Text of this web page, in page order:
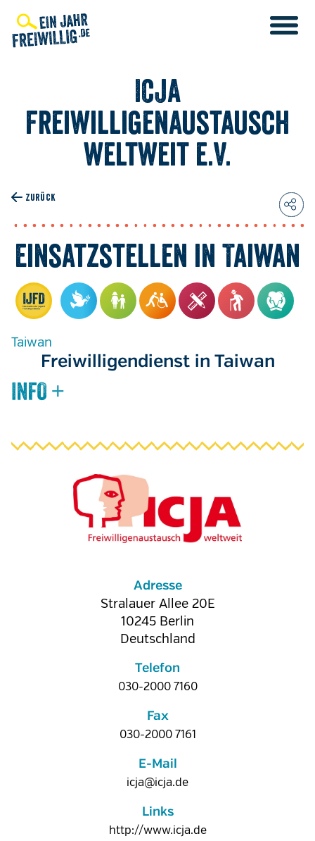
zum
Inhalt
ICJA
Freiwilligenaustausch
weltweit e.V.
ZURÜCK
Einsatzstellen in Taiwan
Taiwan
Freiwilligendienst in Taiwan
Adresse
Stralauer Allee 20E
10245 Berlin
Deutschland
Telefon
030-2000 7160
Fax
030-2000 7161
E-Mail
icja@icja.de
Links
http://www.icja.de